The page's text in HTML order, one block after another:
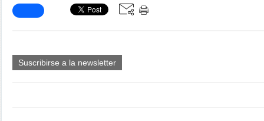
Suscribirse a la newsletter